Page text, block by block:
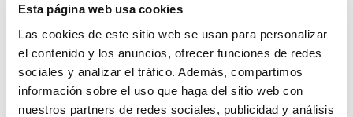
Esta página web usa cookies
Las cookies de este sitio web se usan para personalizar
el contenido y los anuncios, ofrecer funciones de redes
sociales y analizar el tráfico. Además, compartimos
información sobre el uso que haga del sitio web con
nuestros partners de redes sociales, publicidad y análisis
Disponibilidad